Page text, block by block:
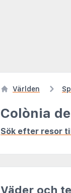
Världen
Colònia
Sök efter resor
Väder och